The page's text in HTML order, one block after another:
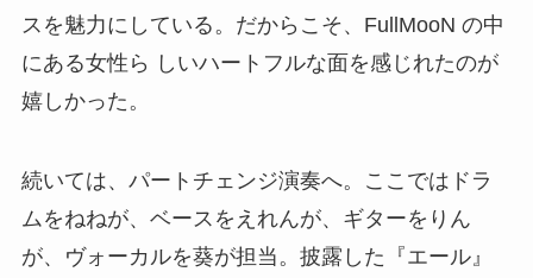
スを魅力にしている。だからこそ、FullMooN の中
にある女性ら しいハートフルな面を感じれたのが
嬉しかった。
続いては、パートチェンジ演奏へ。ここではドラ
ムをねねが、ベースをえれんが、ギターをりん
が、ヴォーカルを葵が担当。披露した『エール』